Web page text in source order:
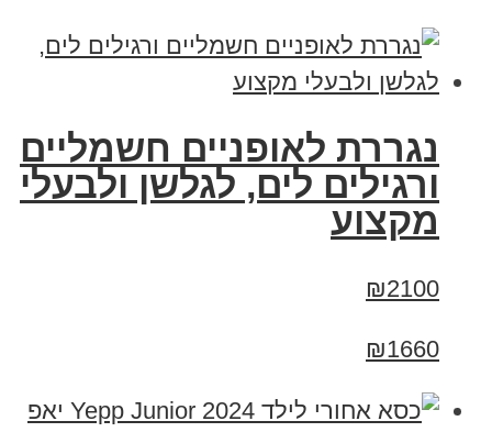
נגררת לאופניים חשמליים
ורגילים לים, לגלשן ולבעלי
מקצוע
₪2100
₪1660